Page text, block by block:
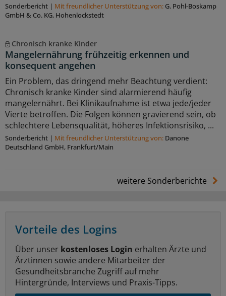
Sonderbericht | Mit freundlicher Unterstützung von: G. Pohl-Boskamp
GmbH & Co. KG, Hohenlockstedt
Chronisch kranke Kinder
Mangelernährung frühzeitig erkennen und
konsequent angehen
Ein Problem, das dringend mehr Beachtung verdient:
Chronisch kranke Kinder sind alarmierend häufig
mangelernährt. Bei Klinikaufnahme ist etwa jede/jeder
Vierte betroffen. Die Folgen können gravierend sein, ob
schlechtere Lebensqualität, höheres Infektionsrisiko, ...
Sonderbericht | Mit freundlicher Unterstützung von: Danone
Deutschland GmbH, Frankfurt/Main
weitere Sonderberichte
Vorteile des Logins
Über unser kostenloses Login erhalten Ärzte und
Ärztinnen sowie andere Mitarbeiter der
Gesundheitsbranche Zugriff auf mehr
Hintergründe, Interviews und Praxis-Tipps.